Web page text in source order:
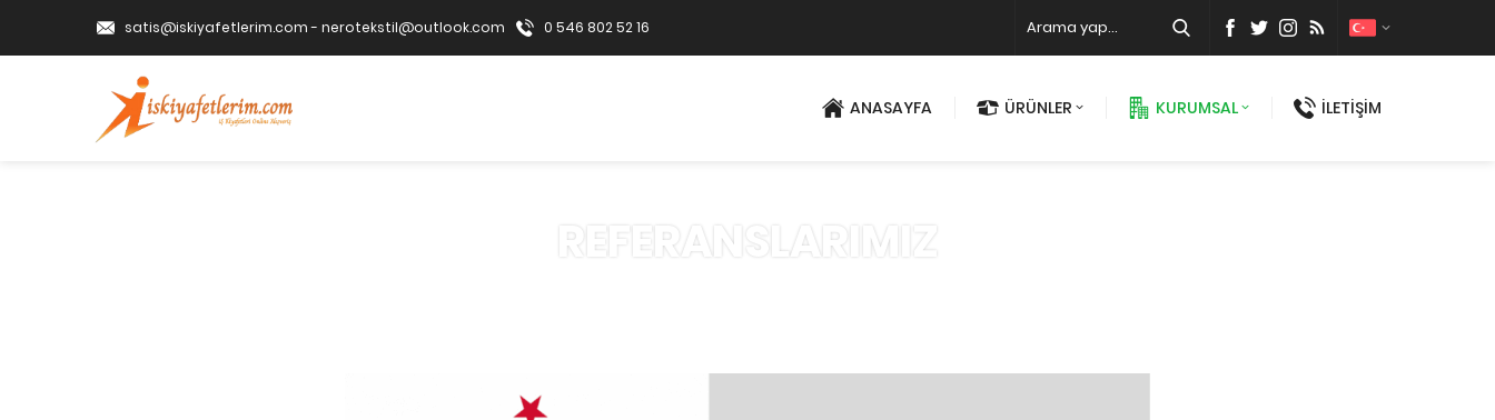
satis@iskiyafetlerim.com- nerotekstil@outlook.com 0 546 802 52 16
ANASAYFA ÜRÜNLER KURUMSAL İLETİŞİM
REFERANSLARIMIZ